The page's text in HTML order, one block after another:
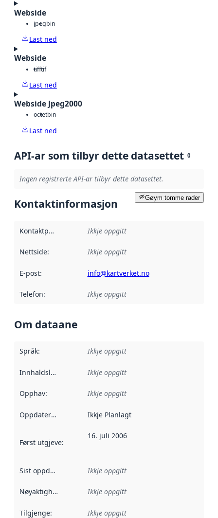
Webside
jpegbin
Last ned
Webside
tifftif
Last ned
Webside Jpeg2000
octetbin
Last ned
API-ar som tilbyr dette datasettet 0
Ingen registrerte API-ar tilbyr dette datasettet.
Gøym tomme rader
Kontaktinformasjon
Kontaktpunkt Ikkje oppgitt
Nettside: Ikkje oppgitt
E-post: info@kartverket.no
Telefon: Ikkje oppgitt
Om dataane
Språk: Ikkje oppgitt
Innhaldsleverandørar :
Ikkje oppgitt
Opphav: Ikkje oppgitt
Oppdateringsfrekvens :
Ikkje Planlagt
Først utgjeve: Denne datoen seier når dataa i dette
16. juli 2006
Sist oppdatert Ikkje oppgitt
Nøyaktigheit Ikkje oppgitt
Tilgjenge: Ikkje oppgitt